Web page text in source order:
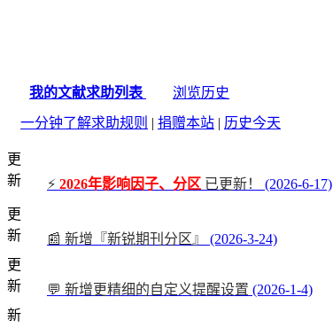
我的文献求助列表
浏览历史
一分钟了解求助规则 | 捐赠本站 | 历史今天
更
新
⚡ 2026年影响因子、分区 已更新！
(2026-6-17)
更
新
📰 新增『新锐期刊分区』
(2026-3-24)
更
新
💬 新增更精细的自定义提醒设置 (2026-1-4)
新